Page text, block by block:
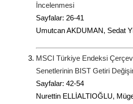
İncelenmesi
Sayfalar: 26-41
Umutcan AKDUMAN, Sedat
MSCI Türkiye Endeksi
Senetlerinin BIST Getiri
Sayfalar: 42-54
Nurettin ELLİALTIOĞLU,